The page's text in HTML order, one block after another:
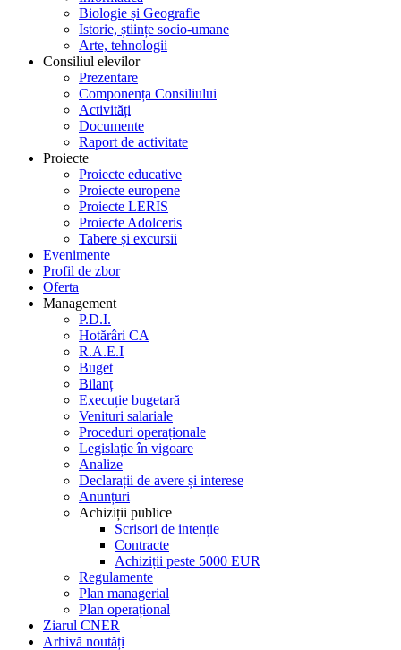
Biologie și Geografie
Istorie, științe socio-umane
Arte, tehnologii
Consiliul elevilor
Prezentare
Componența Consiliului
Activități
Documente
Raport de activitate
Proiecte
Proiecte educative
Proiecte europene
Proiecte LERIS
Proiecte Adolceris
Tabere și excursii
Evenimente
Profil de zbor
Oferta
Management
P.D.I.
Hotărâri CA
R.A.E.I
Buget
Bilanț
Execuție bugetară
Venituri salariale
Proceduri operaționale
Legislație în vigoare
Analize
Declarații de avere și interese
Anunțuri
Achiziții publice
Scrisori de intenție
Contracte
Achiziții peste 5000 EUR
Regulamente
Plan managerial
Plan operațional
Ziarul CNER
Arhivă noutăți